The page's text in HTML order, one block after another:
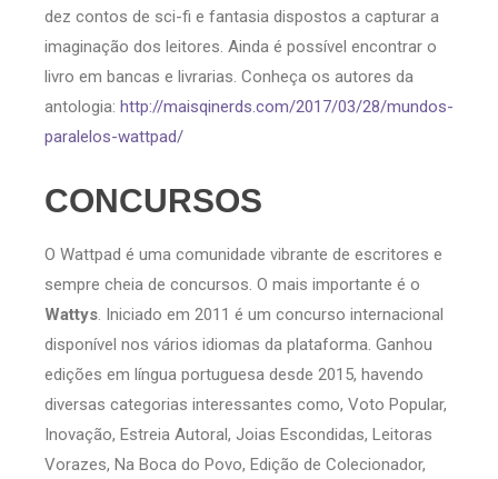
dez contos de sci-fi e fantasia dispostos a capturar a
imaginação dos leitores. Ainda é possível encontrar o
livro em bancas e livrarias. Conheça os autores da
antologia: http://maisqinerds.com/2017/03/28/mundos-
paralelos-wattpad/
CONCURSOS
O Wattpad é uma comunidade vibrante de escritores e
sempre cheia de concursos. O mais importante é o
Wattys. Iniciado em 2011 é um concurso internacional
disponível nos vários idiomas da plataforma. Ganhou
edições em língua portuguesa desde 2015, havendo
diversas categorias interessantes como, Voto Popular,
Inovação, Estreia Autoral, Joias Escondidas, Leitoras
Vorazes, Na Boca do Povo, Edição de Colecionador,